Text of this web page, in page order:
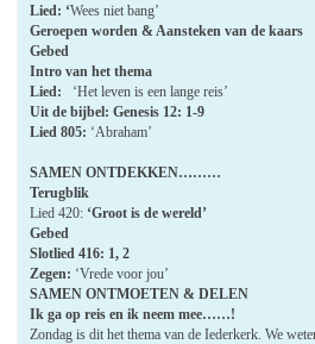
Lied: ‘Wees niet bang’
Geroepen worden & Aansteken van de kaars
Gebed
Intro van het thema
Lied: ‘Het leven is een lange reis’
Uit de bijbel: Genesis 12: 1-9
Lied 805: ‘Abraham’
SAMEN ONTDEKKEN………
Terugblik
Lied 420: ‘Groot is de wereld’
Gebed
Slotlied 416: 1, 2
Zegen: ‘Vrede voor jou’
SAMEN ONTMOETEN & DELEN
Ik ga op reis en ik neem mee……!
Zondag is dit het thema van de Iederkerk. We